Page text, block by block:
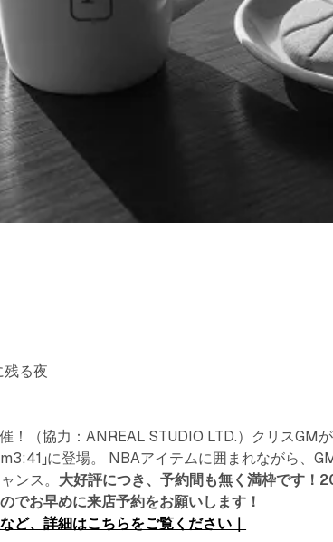
る夜
！（協力：ANREAL STUDIO LTD.）クリスGMが
」に登場。 NBAアイテムに囲まれながら、
ンス。 大好評につき、予約間も無く満枠です！
でお早めに来店予約をお願いします！
ど、詳細はこちらをご覧ください｜